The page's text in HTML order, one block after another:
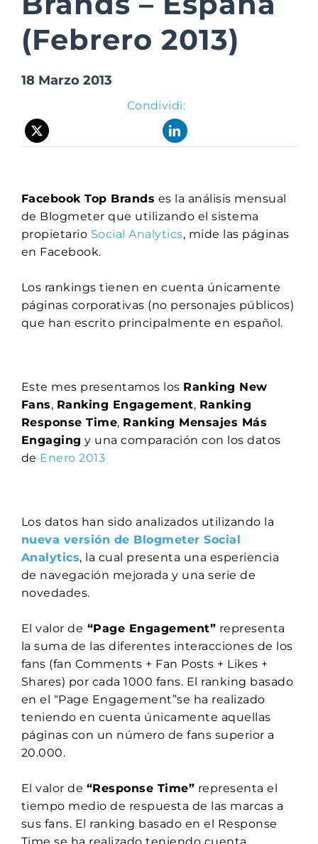
Suite Login
(Febrero 2013)
18 Marzo 2013
Condividi:
Facebook Top Brands es la análisis mensual
de Blogmeter que utilizando el sistema
propietario Social Analytics, mide las páginas
en Facebook.
Los rankings tienen en cuenta únicamente
páginas corporativas (no personajes públicos)
que han escrito principalmente en español.
Este mes presentamos los Ranking New
Fans, Ranking Engagement, Ranking
Response Time, Ranking Mensajes Más
Engaging y una comparación con los datos
de Enero 2013
Los datos han sido analizados utilizando la
nueva versión de Blogmeter Social
Analytics, la cual presenta una esperiencia
de navegación mejorada y una serie de
novedades.
El valor de “Page Engagement” representa
la suma de las diferentes interacciones de los
fans (fan Comments + Fan Posts + Likes +
Shares) por cada 1000 fans. El ranking basado
en el “Page Engagement”se ha realizado
teniendo en cuenta únicamente aquellas
páginas con un número de fans superior a
20.000.
El valor de “Response Time” representa el
tiempo medio de respuesta de las marcas a
sus fans. El ranking basado en el Response